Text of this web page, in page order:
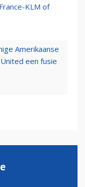
KLM of
Amerikaanse
een fusie